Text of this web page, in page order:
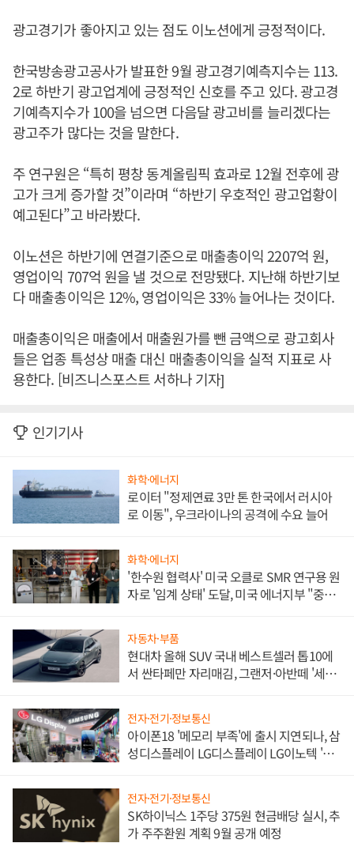
광고경기가 좋아지고 있는 점도 이노션에게 긍정적이다.
한국방송광고공사가 발표한 9월 광고경기예측지수는 113.
2로 하반기 광고업계에 긍정적인 신호를 주고 있다. 광고경
기예측지수가 100을 넘으면 다음달 광고비를 늘리겠다는
광고주가 많다는 것을 말한다.
주 연구원은 “특히 평창 동계올림픽 효과로 12월 전후에 광
고가 크게 증가할 것”이라며 “하반기 우호적인 광고업황이
예고된다”고 바라봤다.
이노션은 하반기에 연결기준으로 매출총이익 2207억 원,
영업이익 707억 원을 낼 것으로 전망됐다. 지난해 하반기보
다 매출총이익은 12%, 영업이익은 33% 늘어나는 것이다.
매출총이익은 매출에서 매출원가를 뺀 금액으로 광고회사
들은 업종 특성상 매출 대신 매출총이익을 실적 지표로 사
용한다. [비즈니스포스트 서하나 기자]
인기기사
화학·에너지
로이터 "정제연료 3만 톤 한국에서 러시아
로 이동", 우크라이나의 공격에 수요 늘어
화학·에너지
'한수원 협력사' 미국 오클로 SMR 연구용 원
자로 '임계 상태' 도달, 미국 에너지부 "중요
자동차·부품
현대차 올해 SUV 국내 베스트셀러 톱10에
서 싼타페만 자리매김, 그랜저·아반떼 '세단
전자·전기·정보통신
아이폰18 '메모리 부족'에 출시 지연되나, 삼
성디스플레이 LG디스플레이 LG이노텍 '탈
전자·전기·정보통신
SK하이닉스 1주당 375원 현금배당 실시, 추
가 주주환원 계획 9월 공개 예정